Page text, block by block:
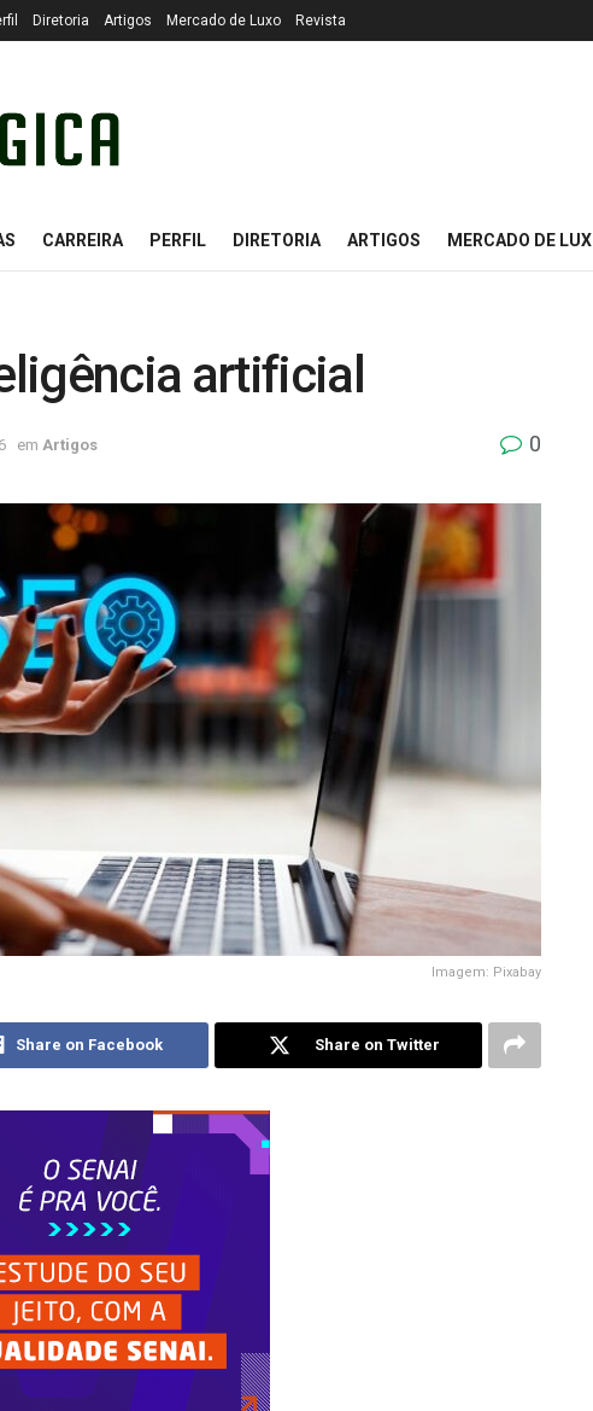
Diretoria Artigos Mercado de Luxo Revista
CARREIRA PERFIL DIRETORIA ARTIGOS MERCADO DE
artificial
em Artigos 0
Imagem: Pixabay
Share on Facebook Share on Twitter